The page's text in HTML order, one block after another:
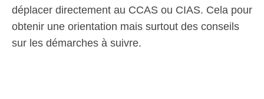
déplacer directement au CCAS ou CIAS. Cela pour
obtenir une orientation mais surtout des conseils
sur les démarches à suivre.